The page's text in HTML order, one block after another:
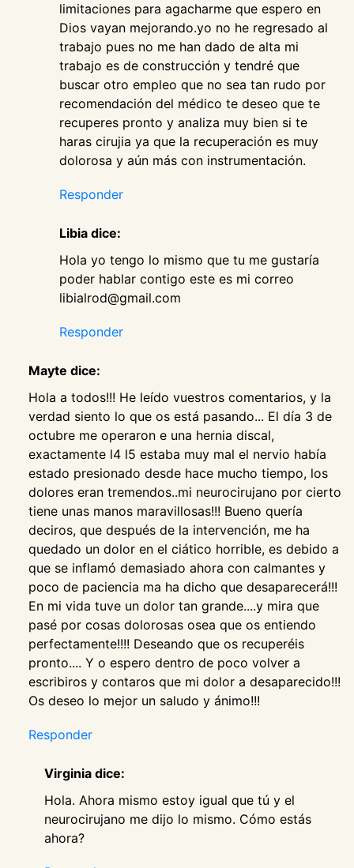
limitaciones para agacharme que espero en
Dios vayan mejorando.yo no he regresado al
trabajo pues no me han dado de alta mi
trabajo es de construcción y tendré que
buscar otro empleo que no sea tan rudo por
recomendación del médico te deseo que te
recuperes pronto y analiza muy bien si te
haras cirujia ya que la recuperación es muy
dolorosa y aún más con instrumentación.
Responder
Libia dice:
Hola yo tengo lo mismo que tu me gustaría
poder hablar contigo este es mi correo
libialrod@gmail.com
Responder
Mayte dice:
Hola a todos!!! He leído vuestros comentarios, y la
verdad siento lo que os está pasando... El día 3 de
octubre me operaron e una hernia discal,
exactamente l4 l5 estaba muy mal el nervio había
estado presionado desde hace mucho tiempo, los
dolores eran tremendos..mi neurocirujano por cierto
tiene unas manos maravillosas!!! Bueno quería
deciros, que después de la intervención, me ha
quedado un dolor en el ciático horrible, es debido a
que se inflamó demasiado ahora con calmantes y
poco de paciencia ma ha dicho que desaparecerá!!!
En mi vida tuve un dolor tan grande....y mira que
pasé por cosas dolorosas osea que os entiendo
perfectamente!!!! Deseando que os recuperéis
pronto.... Y o espero dentro de poco volver a
escribiros y contaros que mi dolor a desaparecido!!!
Os deseo lo mejor un saludo y ánimo!!!
Responder
Virginia dice:
Hola. Ahora mismo estoy igual que tú y el
neurocirujano me dijo lo mismo. Cómo estás
ahora?